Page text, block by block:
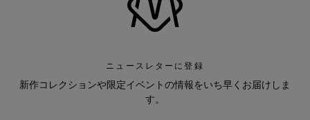
ニュースレターに登録
新作コレクションや限定イベントの情報をいち早くお届けしま
す。